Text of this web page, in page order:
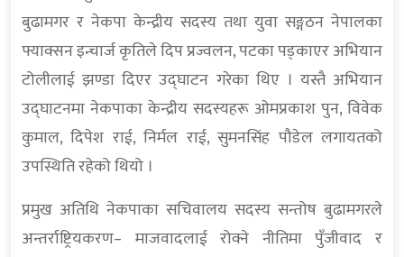
बुढामगर र नेकपा केन्द्रीय सदस्य तथा युवा सङ्गठन नेपालका
फ्याक्सन इन्चार्ज कृतिले दिप प्रज्वलन, पटका पड्काएर अभियान
टोलीलाई झण्डा दिएर उद्घाटन गरेका थिए । यस्तै अभियान
उद्घाटनमा नेकपाका केन्द्रीय सदस्यहरू ओमप्रकाश पुन, विवेक
कुमाल, दिपेश राई, निर्मल राई, सुमनसिंह पौडेल लगायतको
उपस्थिति रहेको थियो ।
प्रमुख अतिथि नेकपाका सचिवालय सदस्य सन्तोष बुढामगरले
अन्तर्राष्ट्रियकरण– माजवादलाई रोक्ने नीतिमा पुँजीवाद र